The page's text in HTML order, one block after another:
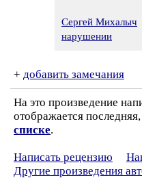
Сергей Михалыч
нарушении
+ добавить замечания
На это произведение
отображается
списке.
Написать рецензию
Другие произведения